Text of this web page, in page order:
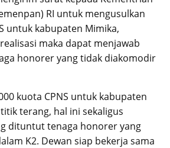
RI untuk mengusulkan
untuk kabupaten Mimika,
maka dapat menjawab
honorer yang tidak diakomodir
kuota CPNS untuk kabupaten
terang, hal ini sekaligus
dituntut tenaga honorer yang
K2. Dewan siap bekerja sama